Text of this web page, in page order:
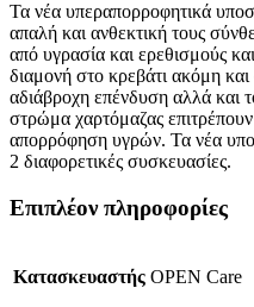
Τα νέα υπεραπορροφητικά
απαλή και ανθεκτική τους
από υγρασία και ερεθισμούς
διαμονή στο κρεβάτι ακόμη
αδιάβροχη επένδυση αλλά και
στρώμα χαρτόμαζας
απορρόφηση υγρών. Τα νέα
2 διαφορετικές συσκευασίες.
Επιπλέον πληροφορίες
Κατασκευαστής OPEN Care